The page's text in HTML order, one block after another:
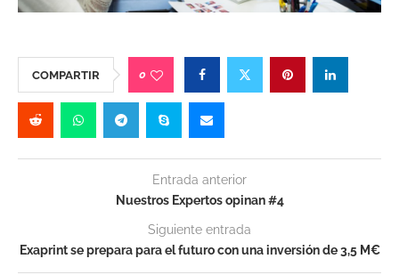
COMPARTIR 0
Entrada anterior
Nuestros Expertos opinan #4
Siguiente entrada
Exaprint se prepara para el futuro con una inversión de 3,5 M€